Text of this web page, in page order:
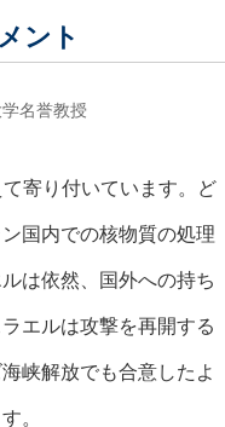
ント
名誉教授
寄り付いています。ど
国内での核物質の処理
は依然、国外への持ち
エルは攻撃を再開する
峡解放でも合意したよ
。